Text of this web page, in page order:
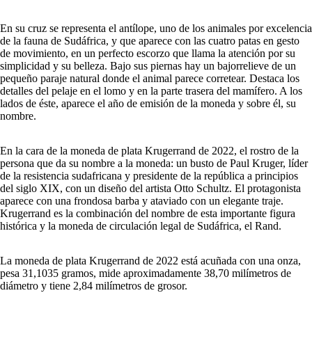
En su cruz se representa el antílope, uno de los animales por excelencia
de la fauna de Sudáfrica, y que aparece con las cuatro patas en gesto
de movimiento, en un perfecto escorzo que llama la atención por su
simplicidad y su belleza. Bajo sus piernas hay un bajorrelieve de un
pequeño paraje natural donde el animal parece corretear. Destaca los
detalles del pelaje en el lomo y en la parte trasera del mamífero. A los
lados de éste, aparece el año de emisión de la moneda y sobre él, su
nombre.
En la cara de la moneda de plata Krugerrand de 2022, el rostro de la
persona que da su nombre a la moneda: un busto de Paul Kruger, líder
de la resistencia sudafricana y presidente de la república a principios
del siglo XIX, con un diseño del artista Otto Schultz. El protagonista
aparece con una frondosa barba y ataviado con un elegante traje.
Krugerrand es la combinación del nombre de esta importante figura
histórica y la moneda de circulación legal de Sudáfrica, el Rand.
La moneda de plata Krugerrand de 2022 está acuñada con una onza,
pesa 31,1035 gramos, mide aproximadamente 38,70 milímetros de
diámetro y tiene 2,84 milímetros de grosor.